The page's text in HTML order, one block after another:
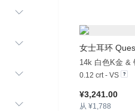
女士耳环
14k 白色K金 &
0.12 crt - VS
¥3,241.00
从 ¥1,788